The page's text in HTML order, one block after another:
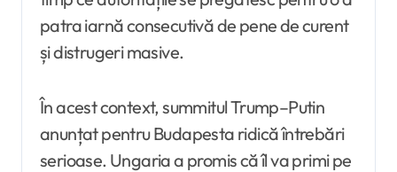
patra iarnă consecutivă de pene de curent
și distrugeri masive.
În acest context, summitul Trump–Putin
anunțat pentru Budapesta ridică întrebări
serioase. Ungaria a promis că îl va primi pe